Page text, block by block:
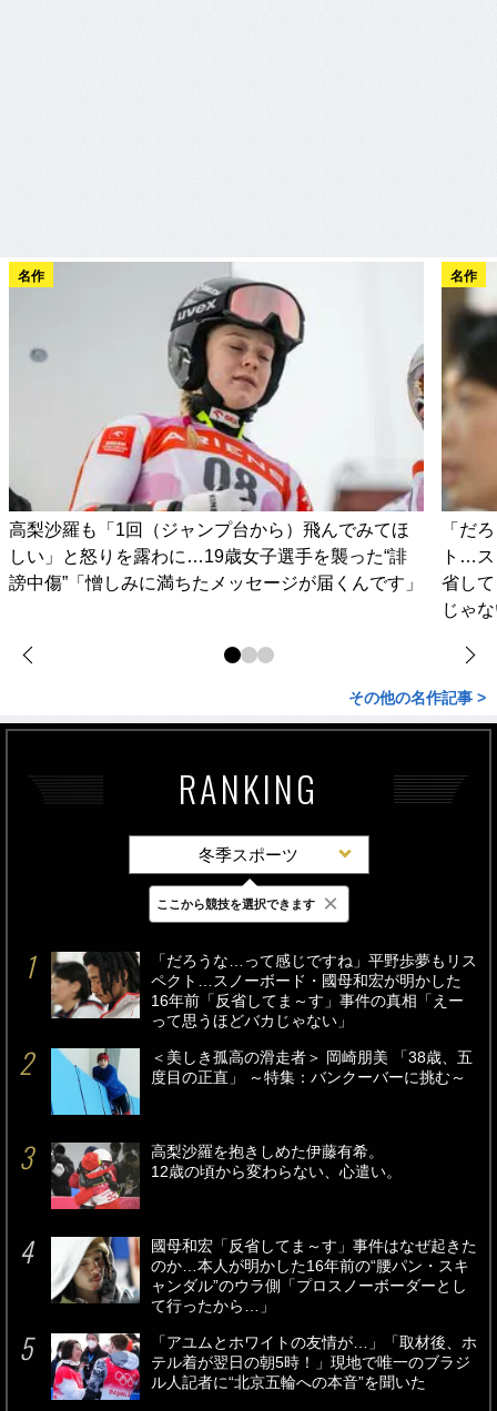
名作
高梨沙羅も「1回（ジャンプ台から）飛んでみてほ
しい」と怒りを露わに…19歳女子選手を襲った“誹
謗中傷”「憎しみに満ちたメッセージが届くんです」
名作
「だ
ト…
省し
じゃ
その他の名作記事 >
RANKING
冬季スポーツ
最新 24時間 週間
「だろうな…って感じですね」平野歩夢もリス
ペクト…スノーボード・國母和宏が明かした
16年前「反省してま～す」事件の真相「えー
って思うほどバカじゃない」
＜美しき孤高の滑走者＞ 岡崎朋美 「38歳、五
度目の正直」 ～特集：バンクーバーに挑む～
高梨沙羅を抱きしめた伊藤有希。
12歳の頃から変わらない、心遣い。
國母和宏「反省してま～す」事件はなぜ起きた
のか…本人が明かした16年前の“腰パン・スキ
ャンダル”のウラ側「プロスノーボーダーとし
て行ったから…」
「アユムとホワイトの友情が…」「取材後、ホ
テル着が翌日の朝5時！」現地で唯一のブラジ
ル人記者に“北京五輪への本音”を聞いた
ここから競技を選択できます ×